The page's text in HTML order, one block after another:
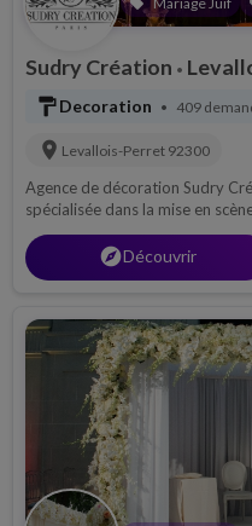
Sudry Création •
format_paintDecoration • 409
location_on Levallois-Perret 92300
Agence de décoration Sudry Création est une agence de décoration
spécialisée dans la mise en
d’évènements : Décoration
Mitzvah.
explorerDécouvrir